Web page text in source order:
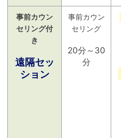
事前カウン
セリング付
き
遠隔セッ
ション
事前カウン
セリング
20分～30
分